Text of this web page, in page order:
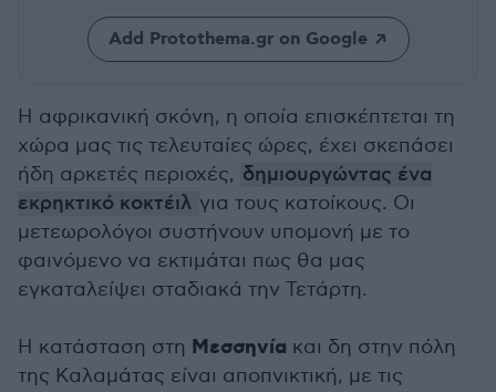
Add Protothema.gr on Google
Η αφρικανική σκόνη, η οποία επισκέπτεται τη
χώρα μας τις τελευταίες ώρες, έχει σκεπάσει
ήδη αρκετές περιοχές, δημιουργώντας ένα
εκρηκτικό κοκτέιλ για τους κατοίκους. Οι
μετεωρολόγοι συστήνουν υπομονή με το
φαινόμενο να εκτιμάται πως θα μας
εγκαταλείψει σταδιακά την Τετάρτη.
Η κατάσταση στη Μεσσηνία και δη στην πόλη
της Καλαμάτας είναι αποπνικτική, με τις